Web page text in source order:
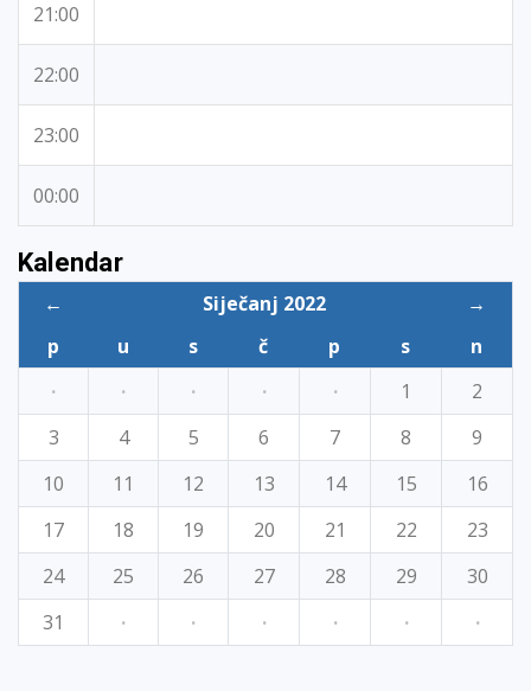
21:00
22:00
23:00
00:00
Kalendar
← Siječanj 2022
→
p
u s č p s
n
·
· · · · 1
2
3
4 5 6 7 8
9
10
11 12 13 14 15
16
17
18 19 20 21 22
23
24
25 26 27 28 29
30
31
· · · · · ·